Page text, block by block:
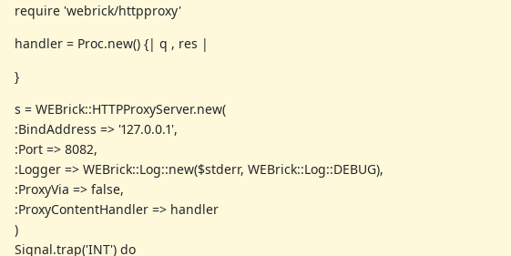
require 'webrick/httpproxy'
handler = Proc.new() {| q , res |
}
s = WEBrick::HTTPProxyServer.new(
:BindAddress => '127.0.0.1',
:Port => 8082,
:Logger => WEBrick::Log::new($stderr, WEBrick::Log::DEBUG),
:ProxyVia => false,
:ProxyContentHandler => handler
)
Signal.trap('INT') do